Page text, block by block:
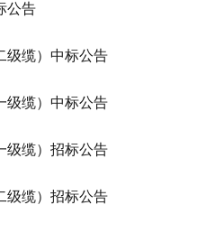
公告
级缆）中标公告
级缆）中标公告
级缆）招标公告
级缆）招标公告